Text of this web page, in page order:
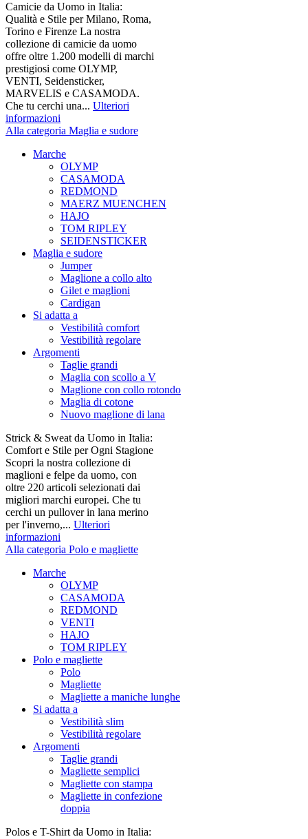
Camicie da Uomo in Italia:
Qualità e Stile per Milano, Roma,
Torino e Firenze La nostra
collezione di camicie da uomo
offre oltre 1.200 modelli di marchi
prestigiosi come OLYMP,
VENTI, Seidensticker,
MARVELIS e CASAMODA.
Che tu cerchi una... Ulteriori
informazioni
Alla categoria Maglia e sudore
Marche
OLYMP
CASAMODA
REDMOND
MAERZ MUENCHEN
HAJO
TOM RIPLEY
SEIDENSTICKER
Maglia e sudore
Jumper
Maglione a collo alto
Gilet e maglioni
Cardigan
Si adatta a
Vestibilità comfort
Vestibilità regolare
Argomenti
Taglie grandi
Maglia con scollo a V
Maglione con collo rotondo
Maglia di cotone
Nuovo maglione di lana
Strick & Sweat da Uomo in Italia:
Comfort e Stile per Ogni Stagione
Scopri la nostra collezione di
maglioni e felpe da uomo, con
oltre 220 articoli selezionati dai
migliori marchi europei. Che tu
cerchi un pullover in lana merino
per l'inverno,... Ulteriori
informazioni
Alla categoria Polo e magliette
Marche
OLYMP
CASAMODA
REDMOND
VENTI
HAJO
TOM RIPLEY
Polo e magliette
Polo
Magliette
Magliette a maniche lunghe
Si adatta a
Vestibilità slim
Vestibilità regolare
Argomenti
Taglie grandi
Magliette semplici
Magliette con stampa
Magliette in confezione
doppia
Polos e T-Shirt da Uomo in Italia: